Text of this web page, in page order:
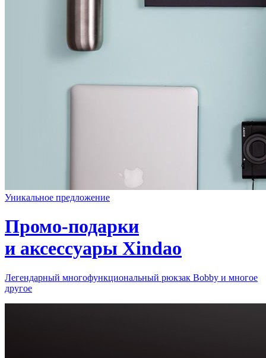
Уникальное предложение
Промо-подарки
и аксессуары Xindao
Легендарный многофункциональный рюкзак Bobby и многое
другое